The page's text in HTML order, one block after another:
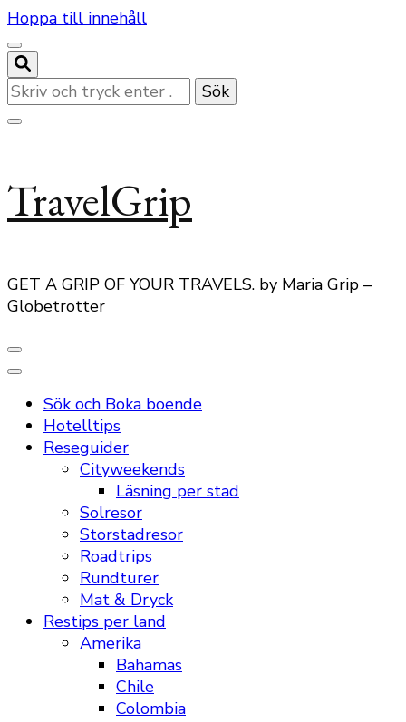
Hoppa till innehåll
Letar
du
efter
TravelGrip
GET A GRIP OF YOUR TRAVELS. by Maria Grip –
Globetrotter
Sök och Boka boende
Hotelltips
Reseguider
Cityweekends
Läsning per stad
Solresor
Storstadresor
Roadtrips
Rundturer
Mat & Dryck
Restips per land
Amerika
Bahamas
Chile
Colombia